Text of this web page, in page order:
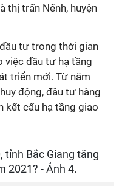
thị trấn Nếnh, huyện
tư trong thời gian
việc đầu tư hạ tầng
triển mới. Từ năm
động, đầu tư hàng
kết cấu hạ tầng giao